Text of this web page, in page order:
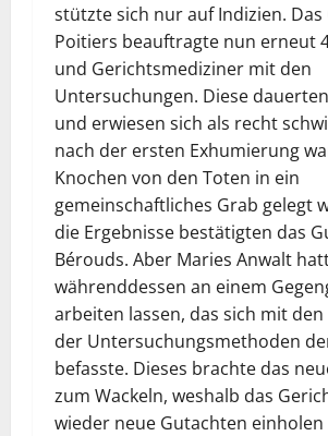
stützte sich nur auf Indizien.
Poitiers beauftragte nun erneut
und Gerichtsmediziner mit den
Untersuchungen. Diese
und erwiesen sich als recht
nach der ersten Exhumierung
Knochen von den Toten in ein
gemeinschaftliches Grab gelegt
die Ergebnisse bestätigten das
Bérouds. Aber Maries Anwalt
währenddessen an einem
arbeiten lassen, das sich mit
der Untersuchungsmethoden
befasste. Dieses brachte das
zum Wackeln, weshalb das
wieder neue Gutachten einholen